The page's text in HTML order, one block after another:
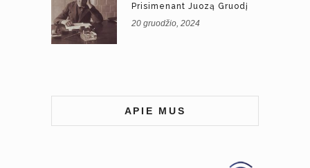
Prisimenant Juozą Gruodį
20 gruodžio, 2024
APIE MUS